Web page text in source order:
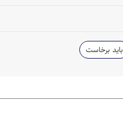
باید برخاست